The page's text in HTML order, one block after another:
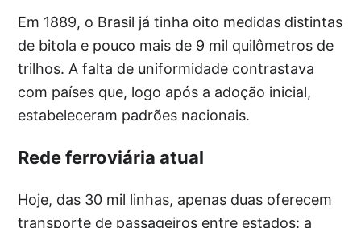
Em 1889, o Brasil já tinha oito medidas distintas
de bitola e pouco mais de 9 mil quilômetros de
trilhos. A falta de uniformidade contrastava
com países que, logo após a adoção inicial,
estabeleceram padrões nacionais.
Rede ferroviária atual
Hoje, das 30 mil linhas, apenas duas oferecem
transporte de passageiros entre estados: a